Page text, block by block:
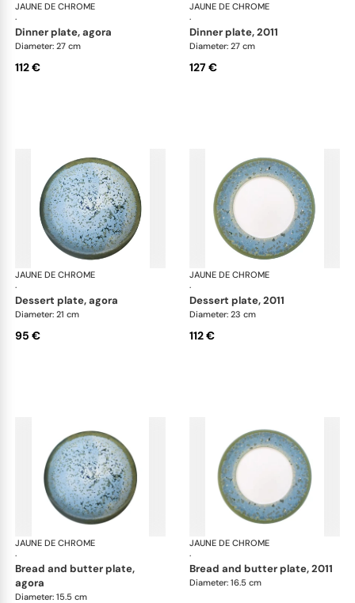
JAUNE DE CHROME
·
Nymphéa
dinner plate, agora
Diameter: 27 cm
112 €
JAUNE DE CHROME
·
dinner plate, 2011
Diameter: 27 cm
127 €
JAUNE DE CHROME
·
Nymphéa
dessert plate, agora
Diameter: 21 cm
95 €
JAUNE DE CHROME
·
dessert plate, 2011
Diameter: 23 cm
112 €
JAUNE DE CHROME
·
Nymphéa
bread and butter plate,
agora
Diameter: 15.5 cm
JAUNE DE CHROME
·
bread and butter plate, 2011
Diameter: 16.5 cm